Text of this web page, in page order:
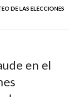
DE LAS ELECCIONES
en el